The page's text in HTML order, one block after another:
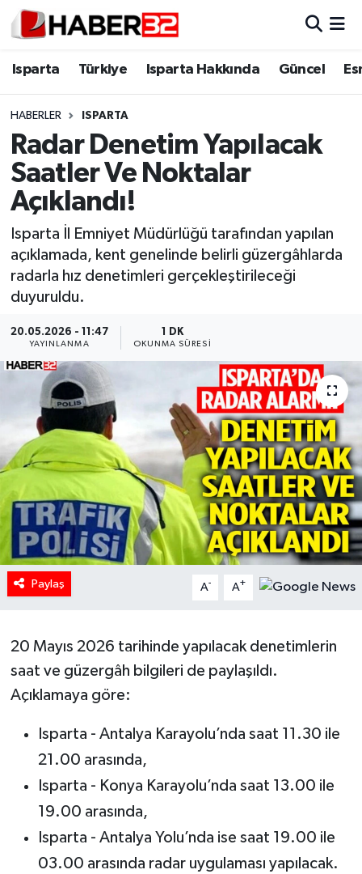
Isparta Türkiye Isparta Hakkında Güncel
HABERLER ISPARTA
Radar Denetim Yapılacak
Saatler Ve Noktalar
Açıklandı!
Isparta İl Emniyet Müdürlüğü tarafından yapılan
açıklamada, kent genelinde belirli güzergâhlarda
radarla hız denetimleri gerçekleştirileceği
duyuruldu.
20.05.2026 - 11:47
YAYINLANMA
1 DK
OKUNMA SÜRESI
Paylaş A- A+
20 Mayıs 2026 tarihinde yapılacak denetimlerin
saat ve güzergâh bilgileri de paylaşıldı.
Açıklamaya göre:
Isparta - Antalya Karayolu’nda saat 11.30 ile
21.00 arasında,
Isparta - Konya Karayolu’nda saat 13.00 ile
19.00 arasında,
Isparta - Antalya Yolu’nda ise saat 19.00 ile
03.00 arasında radar uygulaması yapılacak.
Isparta
Esnaf Diyor ki;
ASAYİŞ
BİLİM VE TEKNOLOJİ
EĞİTİM
Güncel
HABERDE İNSAN
İlginç
KÜLTÜR SANAT
MAGAZİN
Oyun
POLİTİKA
RESMİ İLANLAR
SAĞLIK
Tarihi Yapılarımız
Teknoloji
Türkiye
Isparta Nöbetçi Eczaneler
Isparta Trafik Yoğunluk Haritası
Süper Lig Puan Durumu ve Fikstür
Tüm Manşetler
Son Dakika Haberleri